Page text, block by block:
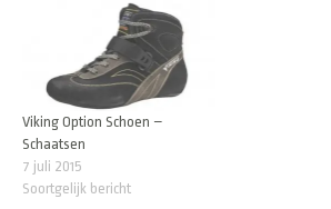
Viking Option Schoen –
Schaatsen
7 juli 2015
Soortgelijk bericht